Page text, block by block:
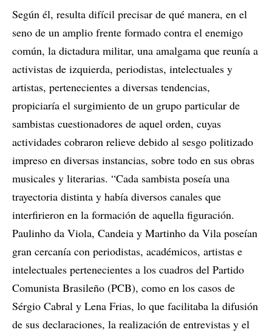
Según él, resulta difícil precisar de qué manera, en el
seno de un amplio frente formado contra el enemigo
común, la dictadura militar, una amalgama que reunía a
activistas de izquierda, periodistas, intelectuales y
artistas, pertenecientes a diversas tendencias,
propiciaría el surgimiento de un grupo particular de
sambistas cuestionadores de aquel orden, cuyas
actividades cobraron relieve debido al sesgo politizado
impreso en diversas instancias, sobre todo en sus obras
musicales y literarias. “Cada sambista poseía una
trayectoria distinta y había diversos canales que
interfirieron en la formación de aquella figuración.
Paulinho da Viola, Candeia y Martinho da Vila poseían
gran cercanía con periodistas, académicos, artistas e
intelectuales pertenecientes a los cuadros del Partido
Comunista Brasileño (PCB), como en los casos de
Sérgio Cabral y Lena Frias, lo que facilitaba la difusión
de sus declaraciones, la realización de entrevistas y el